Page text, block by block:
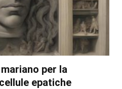
per la
epatiche